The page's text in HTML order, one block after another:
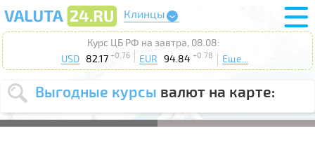
Клинцы
Курс ЦБ РФ на завтра, 08.08:
USD
82.17 +0.76 EUR 94.84 +0.78 Еще...
Выгодные курсы валют на карте:
Выберите
USD EUR